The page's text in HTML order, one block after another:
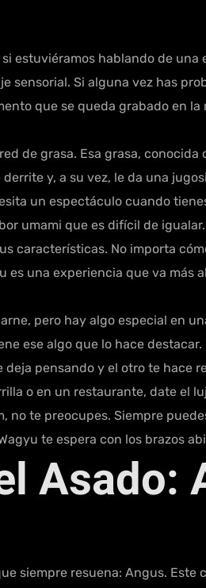
estuviéramos hablando de
sensorial. Si alguna vez has
que se queda grabado en
de grasa. Esa grasa,
y, a su vez, le da una
un espectáculo cuando
umami que es difícil de
características. No importa
es una experiencia que va más
pero hay algo especial en
ese algo que lo hace
pensando y el otro te hace
o en un restaurante, date el
no te preocupes. Siempre
te espera con los brazos
Asado:
siempre resuena: Angus.